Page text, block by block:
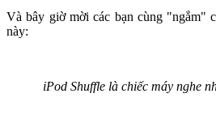
Và bây giờ mời các bạn cùng "ngắm"
này:
iPod Shuffle là chiếc máy nghe